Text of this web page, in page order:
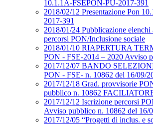
10.1.1A-FSEPON-PU-2017-391
2018/02/12 Presentazione Pon
2017-391
2018/01/24 Pubblicazione
percorsi PON/Inclusione sociale
2018/01/10 RIAPERTURA
PON - FSE-2014 – 2020 Avviso
2017/12/07 BANDO
PON - FSE- n. 10862 del 16/09/
2017/12/18 Grad. provvisorie
pubblico n. 10862
2017/12/12 Iscrizione percorsi
Avviso pubblico n. 10862 del 16/
2017/12/05 “Progetti di inclus. e